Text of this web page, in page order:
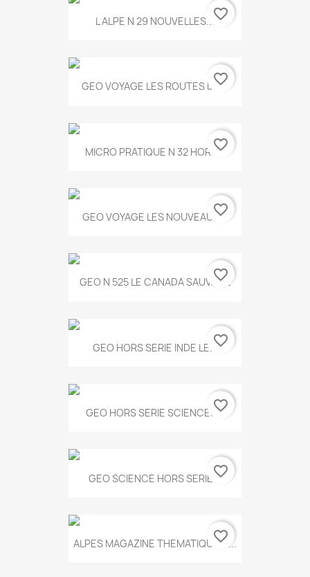
L ALPE N 29 NOUVELLES...favorite_border
GEO VOYAGE LES ROUTES DE...
favorite_border
MICRO PRATIQUE N 32 HORS...
favorite_border
GEO VOYAGE LES NOUVEAUX...
favorite_border
GEO N 525 LE CANADA SAUVAGE
favorite_border
GEO HORS SERIE INDE LE...favorite_border
GEO HORS SERIE SCIENCES...
favorite_border
GEO SCIENCE HORS SERIE...favorite_border
ALPES MAGAZINE THEMATIQUE N...
favorite_border